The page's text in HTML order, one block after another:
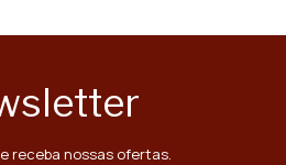
receba nossas ofertas.